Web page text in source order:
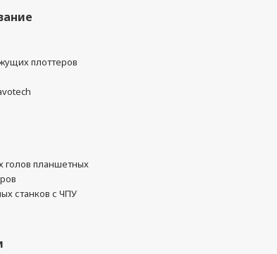
плоттеров
планшетных
станков с ЧПУ